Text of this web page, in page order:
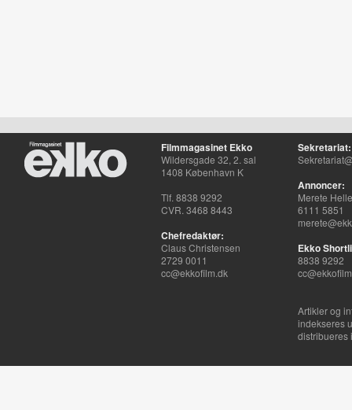
Filmmagasinet Ekko
Wildersgade 32, 2. sal
1408 København K
Tlf. 8838 9292
CVR. 3468 8443
Chefredaktør:
Claus Christensen
2729 0011
cc@ekkofilm.dk
Sekretariat:
Annoncer:
Merete
6111 5851
Ekko
8838 9292
Artikler og
indekseres
distribueres